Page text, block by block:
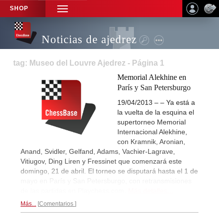
SHOP
TOGGLE
NAVIGATION
Noticias de ajedrez
tag: Museo del Louvre Ajedrez - Página 1
Memorial Alekhine en
París y San Petersburgo
19/04/2013 – – Ya está a
la vuelta de la esquina el
supertorneo Memorial
Internacional Alekhine,
con Kramnik, Aronian,
Anand, Svidler, Gelfand, Adams, Vachier-Lagrave,
Vitiugov, Ding Liren y Fressinet que comenzará este
domingo, 21 de abril. El torneo se disputará hasta el 1 de
mayo en París y San Petersburgo, con retransmisiones
Más... Comentarios